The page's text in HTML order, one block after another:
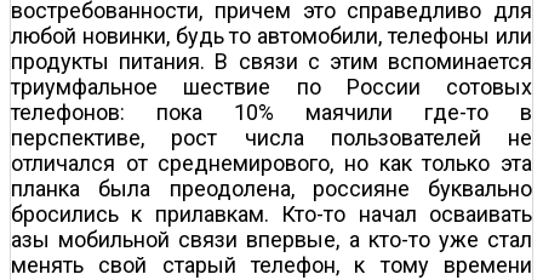
востребованности, причем это справедливо для
любой новинки, будь то автомобили, телефоны или
продукты питания. В связи с этим вспоминается
триумфальное шествие по России сотовых
телефонов: пока 10% маячили где-то в
перспективе, рост числа пользователей не
отличался от среднемирового, но как только эта
планка была преодолена, россияне буквально
бросились к прилавкам. Кто-то начал осваивать
азы мобильной связи впервые, а кто-то уже стал
менять свой старый телефон, к тому времени